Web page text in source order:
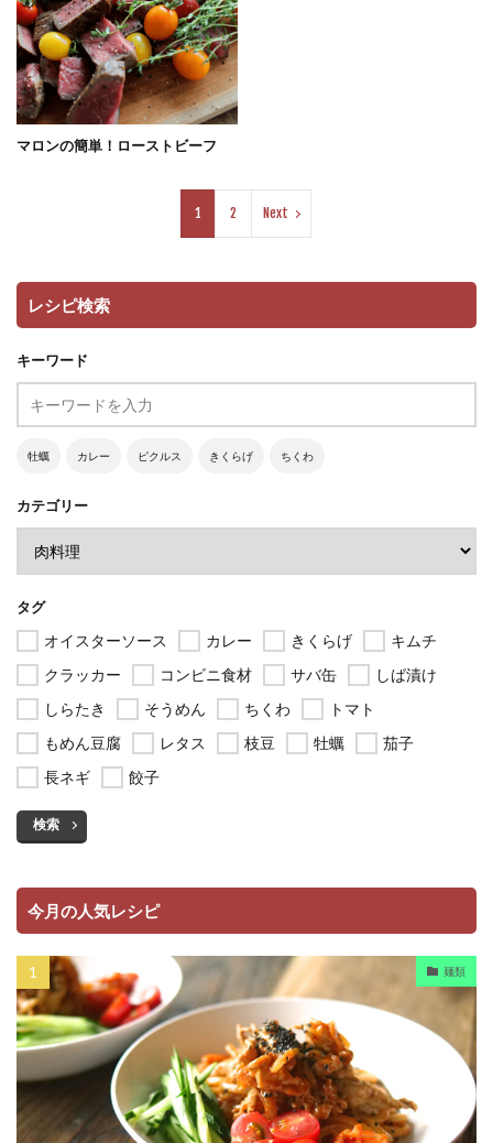
マロンの簡単！ローストビーフ
1 2 Next
レシピ検索
キーワード
牡蠣 カレー ピクルス きくらげ ちくわ
カテゴリー
タグ
オイスターソース カレー きくらげ
キムチ
クラッカー
コンビニ食材 サバ缶
しば漬け
しらたき
そうめん ちくわ
トマト
もめん豆腐
レタス 枝豆 牡蠣
茄子
長ネギ
餃子
検索
今月の人気レシピ
麺類